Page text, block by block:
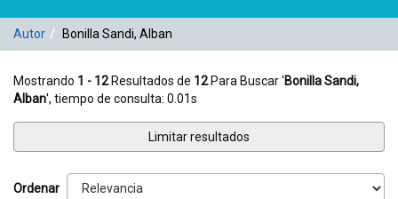
Autor Bonilla Sandi, Alban
Mostrando 1 - 12Resultados de 12Para Buscar 'Bonilla Sandi,
Alban', tiempo de consulta: 0.01s
Limitar resultados
Ordenar